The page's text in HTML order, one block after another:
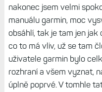
nakonec jsem velmi
manuálu garmin, moc
obsáhlí, tak je tam jen jak
co to má vliv, už se tam
uživatele garmin bylo
rozhraní a všem vyznat,
úplně poprvé. V tomhle